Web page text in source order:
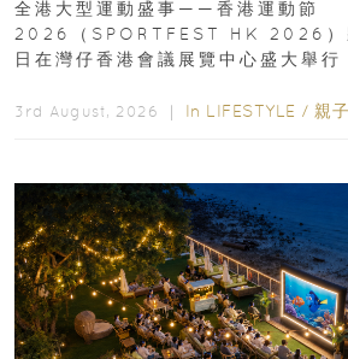
全港大型運動盛事——香港運動節
2026（SPORTFEST HK 2026）
日在灣仔香港會議展覽中心盛大舉行
3rd August, 2026 ｜ In LIFESTYLE / 親